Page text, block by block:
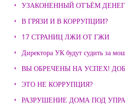
УЗАКОНЕННЫЙ ОТЪЁМ ДЕНЕГ
В ГРЯЗИ И В КОРРУПЦИИ?
17 СТРАНИЦ ЛЖИ ОТ ГЖИ
Директора УК будут судить за
ВЫ ОБРЕЧЕНЫ НА УСПЕХ!
ЭТО НЕ КОРРУПЦИЯ?
РАЗРУШЕНИЕ ДОМА ПОД